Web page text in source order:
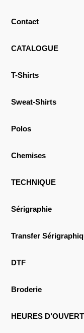
Contact
CATALOGUE
T-Shirts
Sweat-Shirts
Polos
Chemises
TECHNIQUE
Sérigraphie
Transfer
DTF
Broderie
HEURES